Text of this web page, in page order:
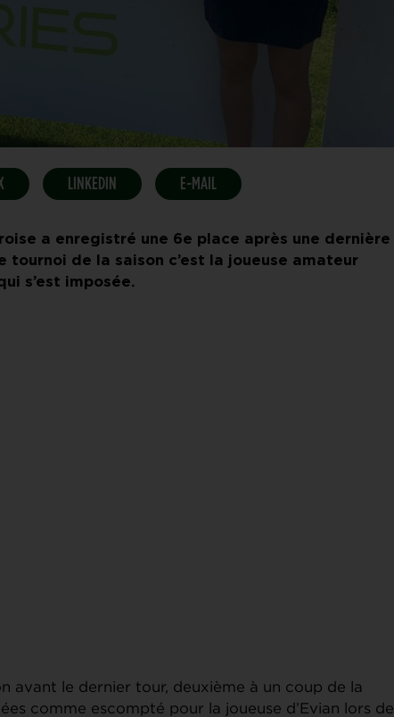
LINKEDIN E-MAIL
a enregistré une 6e place après une dernière
tournoi de la saison c’est la joueuse amateur
s’est imposée.
avant le dernier tour, deuxième à un coup de la
comme escompté pour la joueuse d’Evian lors de